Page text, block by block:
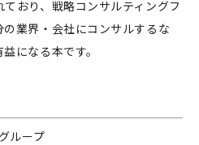
おり、戦略コンサルティングフ
業界・会社にコンサルするな
になる本です。
ループ